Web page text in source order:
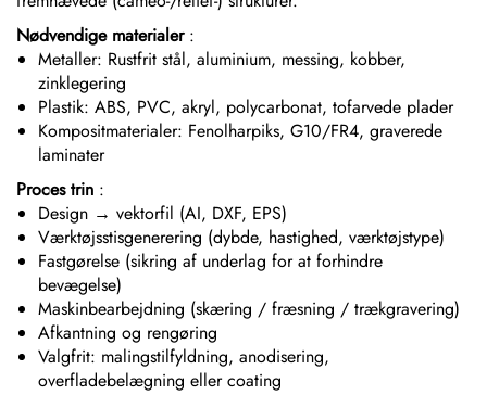
Nødvendige materialer :
Metaller: Rustfrit stål, aluminium, messing, kobber,
zinklegering
Plastik: ABS, PVC, akryl, polycarbonat, tofarvede plader
Kompositmaterialer: Fenolharpiks, G10/FR4, graverede
laminater
Proces trin :
Design → vektorfil (AI, DXF, EPS)
Værktøjsstisgenerering (dybde, hastighed, værktøjstype)
Fastgørelse (sikring af underlag for at forhindre
bevægelse)
Maskinbearbejdning (skæring / fræsning / trækgravering)
Afkantning og rengøring
Valgfrit: malingstilfyldning, anodisering,
overfladebelægning eller coating